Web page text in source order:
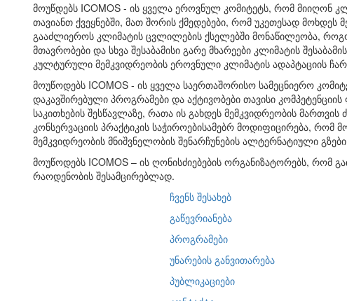
მოუწდებს ICOMOS - ის ყველა ეროვნულ კომიტეტს, რომ მიიღონ
თავიანთ ქვეყნებში, მათ შორის ქმედებები, რომ უკეთესად
გააძლიეროს კლიმატის ცვლილების ქსელებში მონაწილეობა,
მთავრობები და სხვა შესაბამისი გარე მხარეები კლიმატის
კულტურული მემკვიდრეობის ეროვნული კლიმატის ადაპტაციის
მოუწოდებს ICOMOS - ის ყველა საერთაშორისო სამეცნიერო
დაკავშირებული პროგრამები და აქტივობები თავისი
საკითხების შესწავლაზე, რათა ის გახდეს მემკვიდრეობის
კონსერვაციის პრაქტიკის საჭიროებისამებრ მოდიფიცირება, რომ
მემკვიდრეობის მნიშვნელობის შენარჩუნების ალტერნატიული
მოუწოდებს ICOMOS – ის ღონისძიებების ორგანიზატორებს, რომ
რაოდენობის შესამცირებლად.
ჩვენს შესახებ
გაწევრიანება
პროგრამები
უნარების განვითარება
პუბლიკაციები